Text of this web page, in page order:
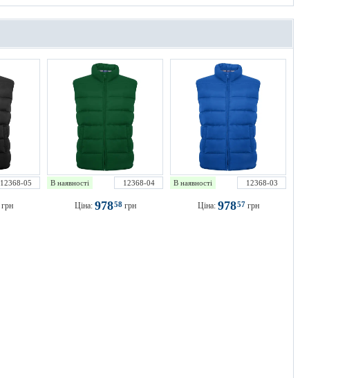
12368-05
грн
В наявності 12368-04
Ціна: 97858грн
В наявності 12368-03
Ціна: 97857 грн